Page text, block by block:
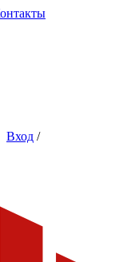
Вход /